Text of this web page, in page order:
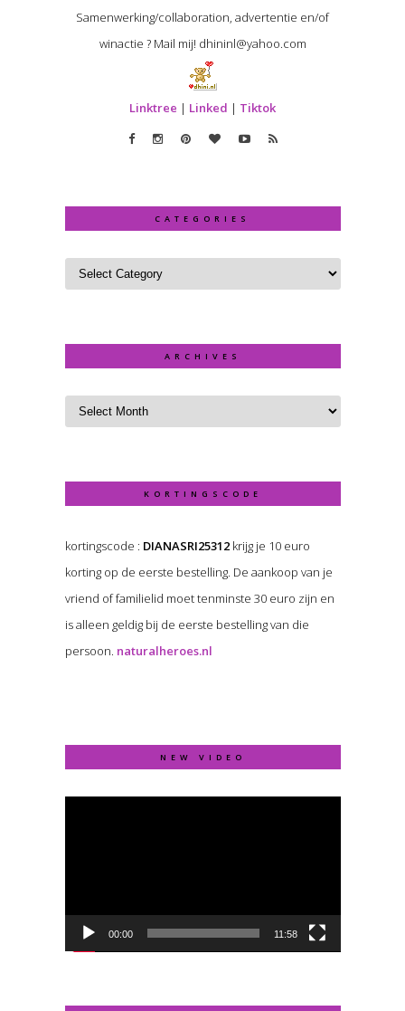
Samenwerking/collaboration, advertentie en/of
winactie ? Mail mij! dhininl@yahoo.com
Linktree | Linked | Tiktok
CATEGORIES
ARCHIVES
KORTINGSCODE
kortingscode : DIANASRI25312krijg je 10 euro
korting op de eerste bestelling. De aankoop van je
vriend of familielid moet tenminste 30 euro zijn en
is alleen geldig bij de eerste bestelling van die
persoon. naturalheroes.nl
NEW VIDEO
Video
00:00 11:58